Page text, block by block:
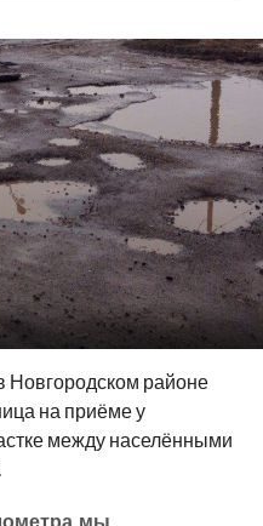
Новгородском районе
на приёме у
между населёнными